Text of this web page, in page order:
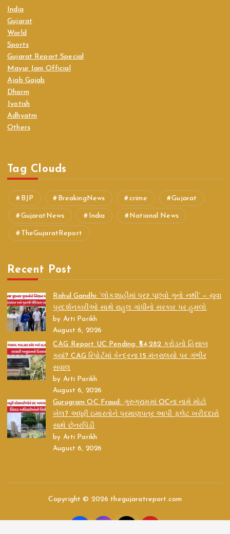
India
Gujarat
World
Sports
Gujarat Report Special
Mayur Jani Official
Ajab Gajab
Dharm
Jyotish
Adhyatm
Others
Tag Clouds
BJP BreakingNews crime Gujarat
GujaratNews India National News
TheGujaratReport
Recent Post
Rahul Gandhi: ‘લોકશાહીમાં પ્રશ્ન પૂછવો ગુનો નથી’ — યુવા
પ્રદર્શનકારીઓ સાથે રાહુલ ગાંધીનો સરકાર પર હુમલો
by Arti Parikh
August 6, 2026
CAG Report UC Pending: ₹54,282 કરોડનો હિસાબ
ક્યાં? CAG રિપોર્ટમાં કેન્દ્રના 15 મંત્રાલયો પર ગંભીર
સવાલ
by Arti Parikh
August 6, 2026
Gurugram OC Fraud: ગુરુગ્રામમાં OCના નામે મોટો
ખેલ? અધૂરી ઇમારતોને પ્રમાણપત્ર આપી ફ્લેટ ખરીદદારો
સાથે છેતરપિંડી
by Arti Parikh
August 6, 2026
Copyright © 2026 thegujaratreport.com